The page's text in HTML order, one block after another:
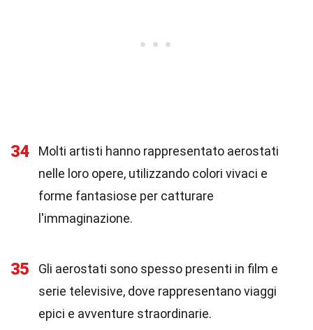
34
Molti artisti hanno rappresentato aerostati
nelle loro opere, utilizzando colori vivaci e
forme fantasiose per catturare
l'immaginazione.
35
Gli aerostati sono spesso presenti in film e
serie televisive, dove rappresentano viaggi
epici e avventure straordinarie.